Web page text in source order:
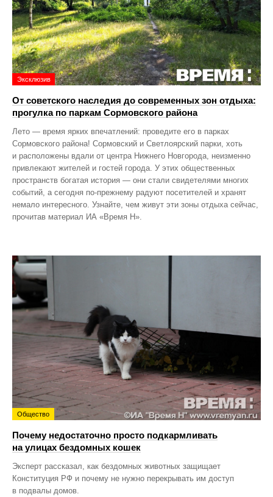
Эксклюзив
От советского наследия до современных зон отдыха:
прогулка по паркам Сормовского района
Лето — время ярких впечатлений: проведите его в парках
Сормовского района! Сормовский и Светлоярский парки, хоть
и расположены вдали от центра Нижнего Новгорода, неизменно
привлекают жителей и гостей города. У этих общественных
пространств богатая история — они стали свидетелями многих
событий, а сегодня по‑прежнему радуют посетителей и хранят
немало интересного. Узнайте, чем живут эти зоны отдыха сейчас,
прочитав материал ИА «Время Н».
Общество
Почему недостаточно просто подкармливать
на улицах бездомных кошек
Эксперт рассказал, как бездомных животных защищает
Конституция РФ и почему не нужно перекрывать им доступ
в подвалы домов.